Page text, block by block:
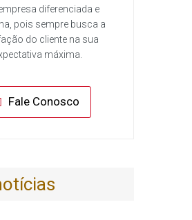
diferenciada e
pois sempre busca a
do cliente na sua
máxima.
Fale Conosco